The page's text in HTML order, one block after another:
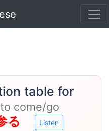
table for
come/go
る Listen